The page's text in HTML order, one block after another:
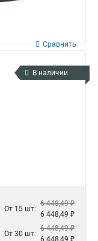
Сравнить
В наличии
От 15 шт:
6 448,49 ₽
6 448,49 ₽
От 30 шт:
6 448,49 ₽
6 448,49 ₽